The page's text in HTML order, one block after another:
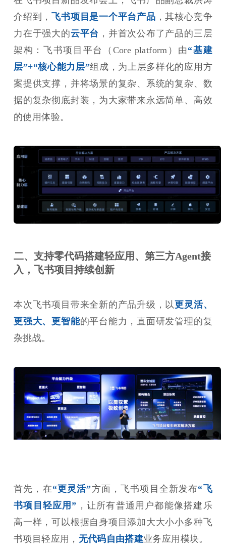
介绍到，
飞书项目是一个平台产品 ，其核心竞争
力在于强大的云平台 ，并首次公布了产品的三层
架构：飞书项目平台（Core platform）由“基建
层”+“核心能力层”组成，为上层多样化的应用方
案提供支撑，并将场景的复杂、系统的复杂、数
据的复杂彻底封装，为大家带来永远简单、高效
的使用体验。
二、支持零代码搭建轻应用、第三方Agent接
入，飞书项目持续创新
本次飞书项目带来全新的产品升级，以更灵活、
更强大、更智能的平台能力，直面研发管理的复
杂挑战。
首先，在“更灵活”方面，飞书项目全新发布“飞
书项目轻应用” ，让所有普通用户都能像搭建乐
高一样，可以根据自身项目添加大大小小多种飞
书项目轻应用， 无代码自由搭建业务应用模块。